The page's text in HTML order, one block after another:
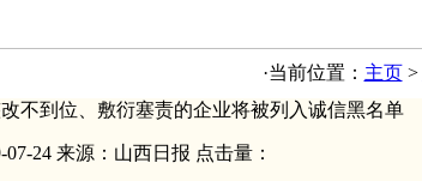
·当前位置： 主页>
不到位、敷衍塞责的企业将被列入诚信黑名单
07-24 来源：山西日报 点击量：